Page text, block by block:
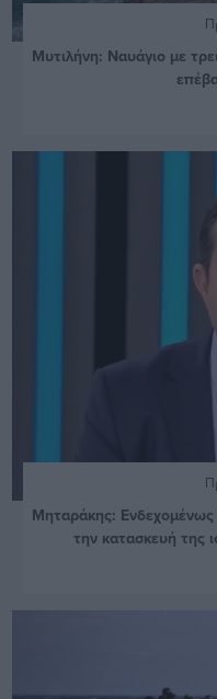
Μυτιλήνη: Ναυάγιο με
Μηταράκης: Ενδεχομένως
την κατασκευή της